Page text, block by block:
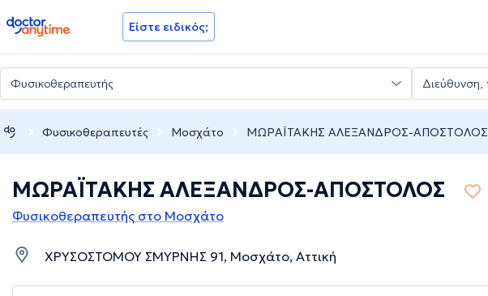
doctoranytime Είστε ειδικός;
Φυσικοθεραπευτές Μοσχάτο ΜΩΡΑΪΤΑΚΗΣ ΑΛΕΞΑΝΔΡΟΣ-ΑΠΟΣΤΟΛΟΣ
ΜΩΡΑΪΤΑΚΗΣ ΑΛΕΞΑΝΔΡΟΣ-ΑΠΟΣΤΟΛΟΣ
Φυσικοθεραπευτής στο Μοσχάτο
ΧΡΥΣΟΣΤΟΜΟΥ ΣΜΥΡΝΗΣ 91, Μοσχάτο, Αττική